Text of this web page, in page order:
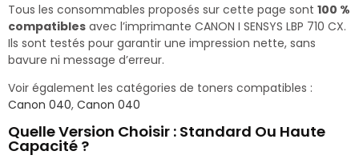
Tous les consommables proposés sur cette page sont 100 %
compatibles avec l’imprimante CANON I SENSYS LBP 710 CX.
Ils sont testés pour garantir une impression nette, sans
bavure ni message d’erreur.
Voir également les catégories de toners compatibles :
Canon 040, Canon 040
Quelle Version Choisir : Standard Ou Haute
Capacité ?